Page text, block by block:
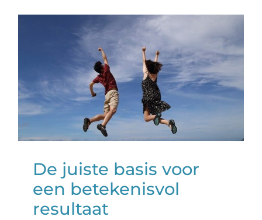
De juiste basis voor
een betekenisvol
resultaat
Marketing
De juiste basis voor
een betekenisvol
resultaat